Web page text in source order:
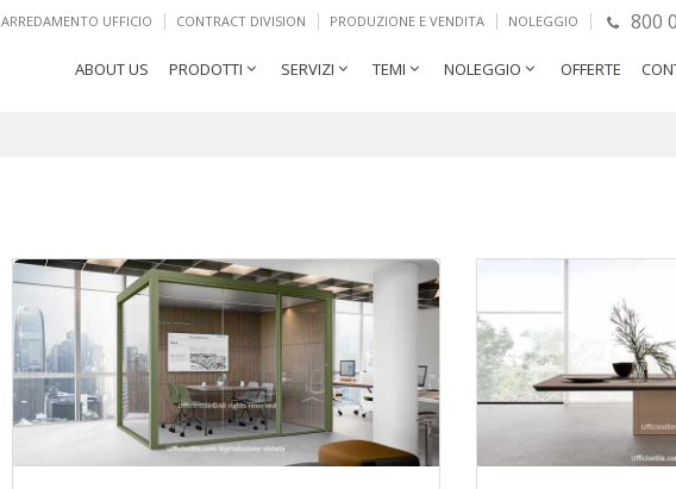
ARREDAMENTO UFFICIO CONTRACT DIVISION PRODUZIONE E VENDITA NOLEGGIO 800
ABOUT US PRODOTTI SERVIZI TEMI NOLEGGIO OFFERTE